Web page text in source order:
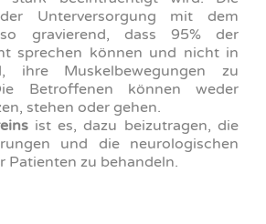
Unterversorgung mit dem
gravierend, dass 95% der
sprechen können und nicht in
ihre Muskelbewegungen zu
Betroffenen können weder
stehen oder gehen.
ist es, dazu beizutragen, die
und die neurologischen
Patienten zu behandeln.